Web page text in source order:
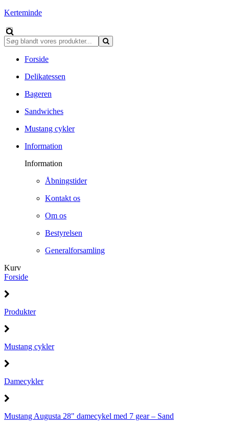
Kerteminde
Forside
Delikatessen
Bageren
Sandwiches
Mustang cykler
Information
Information
Åbningstider
Kontakt os
Om os
Bestyrelsen
Generalforsamling
Kurv
Forside
Produkter
Mustang cykler
Damecykler
Mustang Augusta 28" damecykel med 7 gear – Sand